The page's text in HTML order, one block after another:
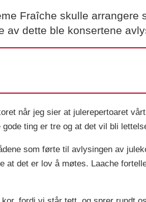
Fraîche skulle
av dette ble konsertene
når jeg sier at julerepertoaret
ting er tre og at det vil bli
som førte til avlysingen av
at det er lov å møtes. Laache